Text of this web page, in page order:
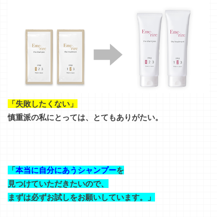
「失敗したくない」
慎重派の私にとっては、とてもありがたい。
「本当に自分にあうシャンプーを
見つけていただきたいので、
まずは必ずお試しをお願いしています。」